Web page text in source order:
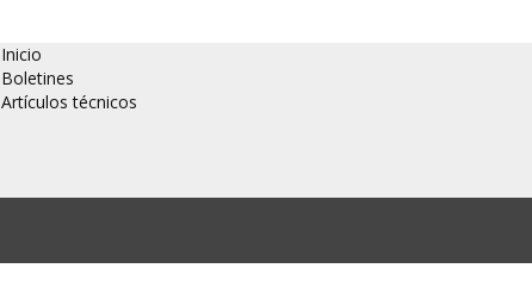
Inicio
Boletines
Artículos técnicos